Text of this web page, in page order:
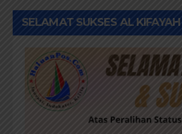
SELAMAT SUKSES AL KIFAYAH